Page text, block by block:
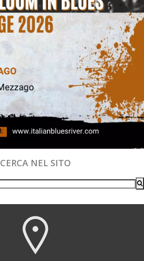
CERCA NEL SITO